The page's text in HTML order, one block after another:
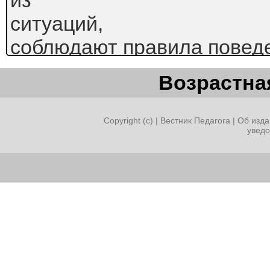
ситуаций,
соблюдают правила
пола, подмечают мужские
поведении окружающих
Индивидуальные
Обычно
Copyright (c) | Вестник Педагога | Об